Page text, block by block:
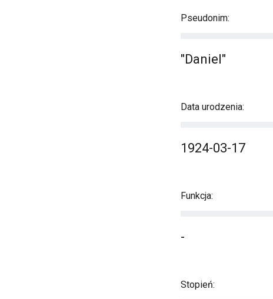
Pseudonim:
"Daniel"
Data urodzenia:
1924-03-17
Funkcja:
-
Stopień: